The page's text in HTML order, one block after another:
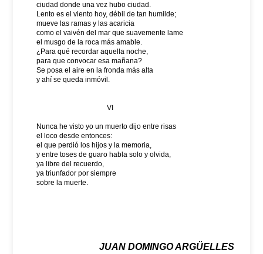
ciudad donde una vez hubo ciudad.
Lento es el viento hoy, débil de tan humilde;
mueve las ramas y las acaricia
como el vaivén del mar que suavemente lame
el musgo de la roca más amable.
¿Para qué recordar aquella noche,
para que convocar esa mañana?
Se posa el aire en la fronda más alta
y ahí se queda inmóvil.
VI
Nunca he visto yo un muerto dijo entre risas
el loco desde entonces:
el que perdió los hijos y la memoria,
y entre toses de guaro habla solo y olvida,
ya libre del recuerdo,
ya triunfador por siempre
sobre la muerte.
JUAN DOMINGO ARGÜELLES